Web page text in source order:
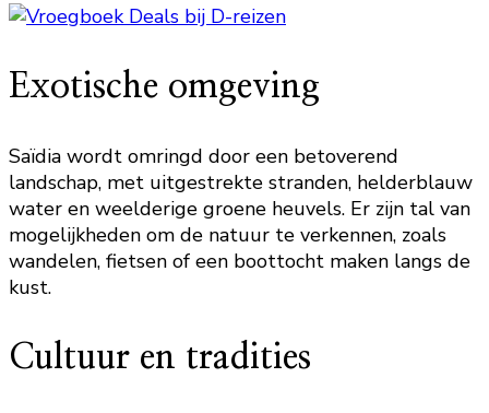
Exotische omgeving
Saïdia wordt omringd door een betoverend
landschap, met uitgestrekte stranden, helderblauw
water en weelderige groene heuvels. Er zijn tal van
mogelijkheden om de natuur te verkennen, zoals
wandelen, fietsen of een boottocht maken langs de
kust.
Cultuur en tradities